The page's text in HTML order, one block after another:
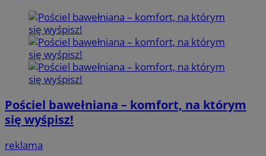
Pościel bawełniana – komfort, na którym
się wyśpisz!
reklama